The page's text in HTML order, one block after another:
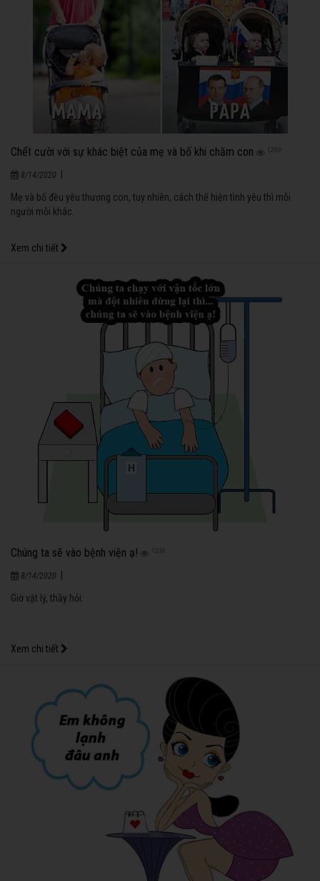
Chết cười với sự khác biệt của mẹ và bố khi chăm con 1209
8/14/2020
Mẹ và bố đều yêu thương con, tuy nhiên, cách thể hiện tình yêu thì mỗi
người mỗi khác.
Xem chi tiết
Chúng ta sẽ vào bệnh viện ạ! 1230
8/14/2020
Giờ vật lý, thầy hỏi:
Xem chi tiết